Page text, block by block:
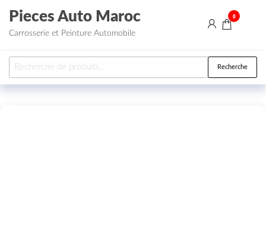
Aller au contenu
Pieces Auto Maroc
Carrosserie et Peinture Automobile
0
Recherche pour : Recherche